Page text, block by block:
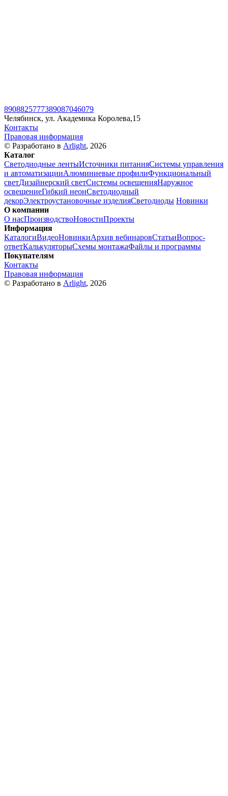
8908825777389087046079
Челябинск, ул. Академика Королева,15
Контакты
Правовая информация
© Разработано в Arlight, 2026
Каталог
Светодиодные лентыИсточники питанияСистемы управления
и автоматизацииАлюминиевые профилиФункциональный
светДизайнерский светСистемы освещенияНаружное
освещениеГибкий неонСветодиодный
декорЭлектроустановочные изделияСветодиоды Новинки
О компании
О насПроизводствоНовостиПроекты
Информация
КаталогиВидеоНовинкиАрхив вебинаровСтатьиВопрос-
ответКалькуляторыСхемы монтажаФайлы и программы
Покупателям
Контакты
Правовая информация
© Разработано в Arlight, 2026